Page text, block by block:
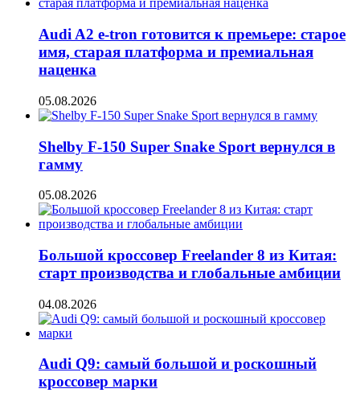
Audi A2 e-tron готовится к премьере: старое
имя, старая платформа и премиальная
наценка
05.08.2026
Shelby F-150 Super Snake Sport вернулся в
гамму
05.08.2026
Большой кроссовер Freelander 8 из Китая:
старт производства и глобальные амбиции
04.08.2026
Audi Q9: самый большой и роскошный
кроссовер марки